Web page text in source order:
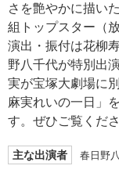
さを艶やかに描い
組トップスター（
演出・振付は花柳
野八千代が特別出
実が宝塚大劇場に
麻実れいの一日」
す。ぜひご覧くださ
主な出演者 春日野